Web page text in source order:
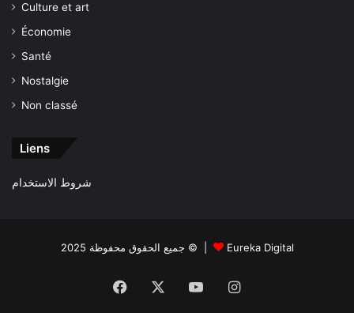
Culture et art
Économie
Santé
Nostalgie
Non classé
Liens
شروط الاستخدام
جميع الحقوق محفوظة 2025 © | Eureka Digital
Facebook YouTubeInstagram